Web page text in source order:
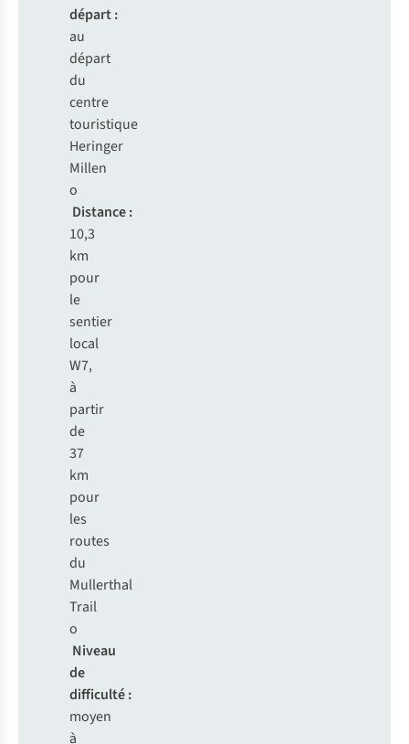
départ :
au
départ
du
centre
touristique
Heringer
Millen
o
Distance :
10,3
km
pour
le
sentier
local
W7,
à
partir
de
37
km
pour
les
routes
du
Mullerthal
Trail
o
Niveau
de
difficulté :
moyen
à